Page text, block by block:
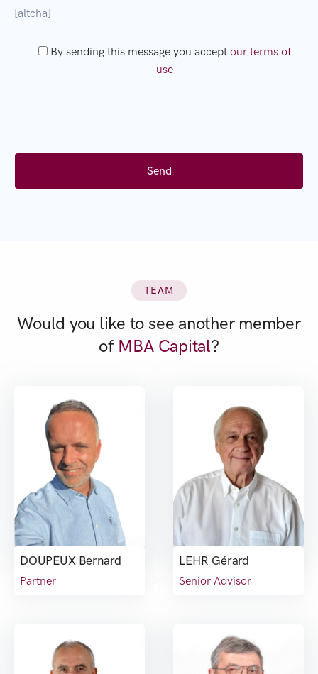
[altcha]
By sending this message you accept our terms of
use
TEAM
Would you like to see another member
of MBA Capital?
DOUPEUX Bernard
Partner
LEHR Gérard
Senior Advisor